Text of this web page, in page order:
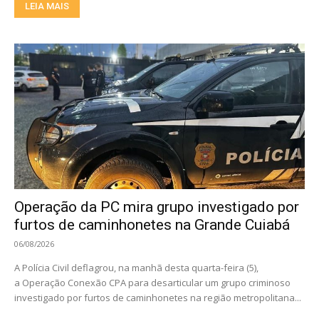
LEIA MAIS
Operação da PC mira grupo investigado por
furtos de caminhonetes na Grande Cuiabá
06/08/2026
A Polícia Civil deflagrou, na manhã desta quarta-feira (5),
a Operação Conexão CPA para desarticular um grupo criminoso
investigado por furtos de caminhonetes na região metropolitana...